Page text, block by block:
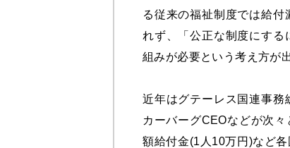
る従来の福祉制度では給
れず、「公正な制度にす
組みが必要という考え方が
近年はグテーレス国連事務
カーバーグCEOなどが次
額給付金(1人10万円)など